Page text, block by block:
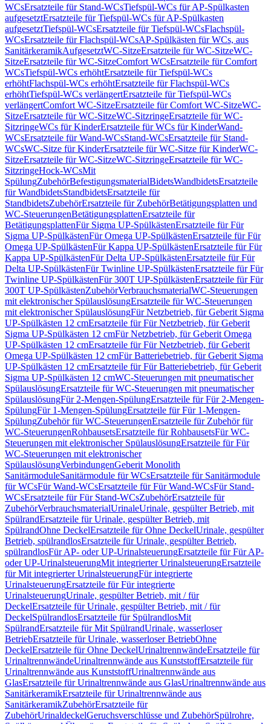
WCsErsatzteile für Stand-WCsTiefspül-WCs für AP-Spülkasten
aufgesetztErsatzteile für Tiefspül-WCs für AP-Spülkasten
aufgesetztTiefspül-WCsErsatzteile für Tiefspül-WCsFlachspül-
WCsErsatzteile für Flachspül-WCsAP-Spülkästen für WCs, aus
SanitärkeramikAufgesetztWC-SitzeErsatzteile für WC-SitzeWC-
SitzeErsatzteile für WC-SitzeComfort WCsErsatzteile für Comfort
WCsTiefspül-WCs erhöhtErsatzteile für Tiefspül-WCs
erhöhtFlachspül-WCs erhöhtErsatzteile für Flachspül-WCs
erhöhtTiefspül-WCs verlängertErsatzteile für Tiefspül-WCs
verlängertComfort WC-SitzeErsatzteile für Comfort WC-SitzeWC-
SitzeErsatzteile für WC-SitzeWC-SitzringeErsatzteile für WC-
SitzringeWCs für KinderErsatzteile für WCs für KinderWand-
WCsErsatzteile für Wand-WCsStand-WCsErsatzteile für Stand-
WCsWC-Sitze für KinderErsatzteile für WC-Sitze für KinderWC-
SitzeErsatzteile für WC-SitzeWC-SitzringeErsatzteile für WC-
SitzringeHock-WCsMit
SpülungZubehörBefestigungsmaterialBidetsWandbidetsErsatzteile
für WandbidetsStandbidetsErsatzteile für
StandbidetsZubehörErsatzteile für ZubehörBetätigungsplatten und
WC-SteuerungenBetätigungsplattenErsatzteile für
BetätigungsplattenFür Sigma UP-SpülkästenErsatzteile für Für
Sigma UP-SpülkästenFür Omega UP-SpülkästenErsatzteile für Für
Omega UP-SpülkästenFür Kappa UP-SpülkästenErsatzteile für Für
Kappa UP-SpülkästenFür Delta UP-SpülkästenErsatzteile für Für
Delta UP-SpülkästenFür Twinline UP-SpülkästenErsatzteile für Für
Twinline UP-SpülkästenFür 300T UP-SpülkästenErsatzteile für Für
300T UP-SpülkästenZubehörVerbrauchsmaterialWC-Steuerungen
mit elektronischer SpülauslösungErsatzteile für WC-Steuerungen
mit elektronischer SpülauslösungFür Netzbetrieb, für Geberit Sigma
UP-Spülkästen 12 cmErsatzteile für Für Netzbetrieb, für Geberit
Sigma UP-Spülkästen 12 cmFür Netzbetrieb, für Geberit Omega
UP-Spülkästen 12 cmErsatzteile für Für Netzbetrieb, für Geberit
Omega UP-Spülkästen 12 cmFür Batteriebetrieb, für Geberit Sigma
UP-Spülkästen 12 cmErsatzteile für Für Batteriebetrieb, für Geberit
Sigma UP-Spülkästen 12 cmWC-Steuerungen mit pneumatischer
SpülauslösungErsatzteile für WC-Steuerungen mit pneumatischer
SpülauslösungFür 2-Mengen-SpülungErsatzteile für Für 2-Mengen-
SpülungFür 1-Mengen-SpülungErsatzteile für Für 1-Mengen-
SpülungZubehör für WC-SteuerungenErsatzteile für Zubehör für
WC-SteuerungenRohbausetsErsatzteile für RohbausetsFür WC-
Steuerungen mit elektronischer SpülauslösungErsatzteile für Für
WC-Steuerungen mit elektronischer
SpülauslösungVerbindungenGeberit Monolith
SanitärmoduleSanitärmodule für WCsErsatzteile für Sanitärmodule
für WCsFür Wand-WCsErsatzteile für Für Wand-WCsFür Stand-
WCsErsatzteile für Für Stand-WCsZubehörErsatzteile für
ZubehörVerbrauchsmaterialUrinaleUrinale, gespülter Betrieb, mit
SpülrandErsatzteile für Urinale, gespülter Betrieb, mit
SpülrandOhne DeckelErsatzteile für Ohne DeckelUrinale, gespülter
Betrieb, spülrandlosErsatzteile für Urinale, gespülter Betrieb,
spülrandlosFür AP- oder UP-UrinalsteuerungErsatzteile für Für AP-
oder UP-UrinalsteuerungMit integrierter UrinalsteuerungErsatzteile
für Mit integrierter UrinalsteuerungFür integrierte
UrinalsteuerungErsatzteile für Für integrierte
UrinalsteuerungUrinale, gespülter Betrieb, mit / für
DeckelErsatzteile für Urinale, gespülter Betrieb, mit / für
DeckelSpülrandlosErsatzteile für SpülrandlosMit
SpülrandErsatzteile für Mit SpülrandUrinale, wasserloser
BetriebErsatzteile für Urinale, wasserloser BetriebOhne
DeckelErsatzteile für Ohne DeckelUrinaltrennwändeErsatzteile für
UrinaltrennwändeUrinaltrennwände aus KunststoffErsatzteile für
Urinaltrennwände aus KunststoffUrinaltrennwände aus
GlasErsatzteile für Urinaltrennwände aus GlasUrinaltrennwände aus
SanitärkeramikErsatzteile für Urinaltrennwände aus
SanitärkeramikZubehörErsatzteile für
ZubehörUrinaldeckelGeruchsverschlüsse und ZubehörSpülrohre,